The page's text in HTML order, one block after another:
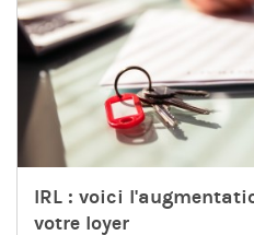
IRL : voici
votre loyer